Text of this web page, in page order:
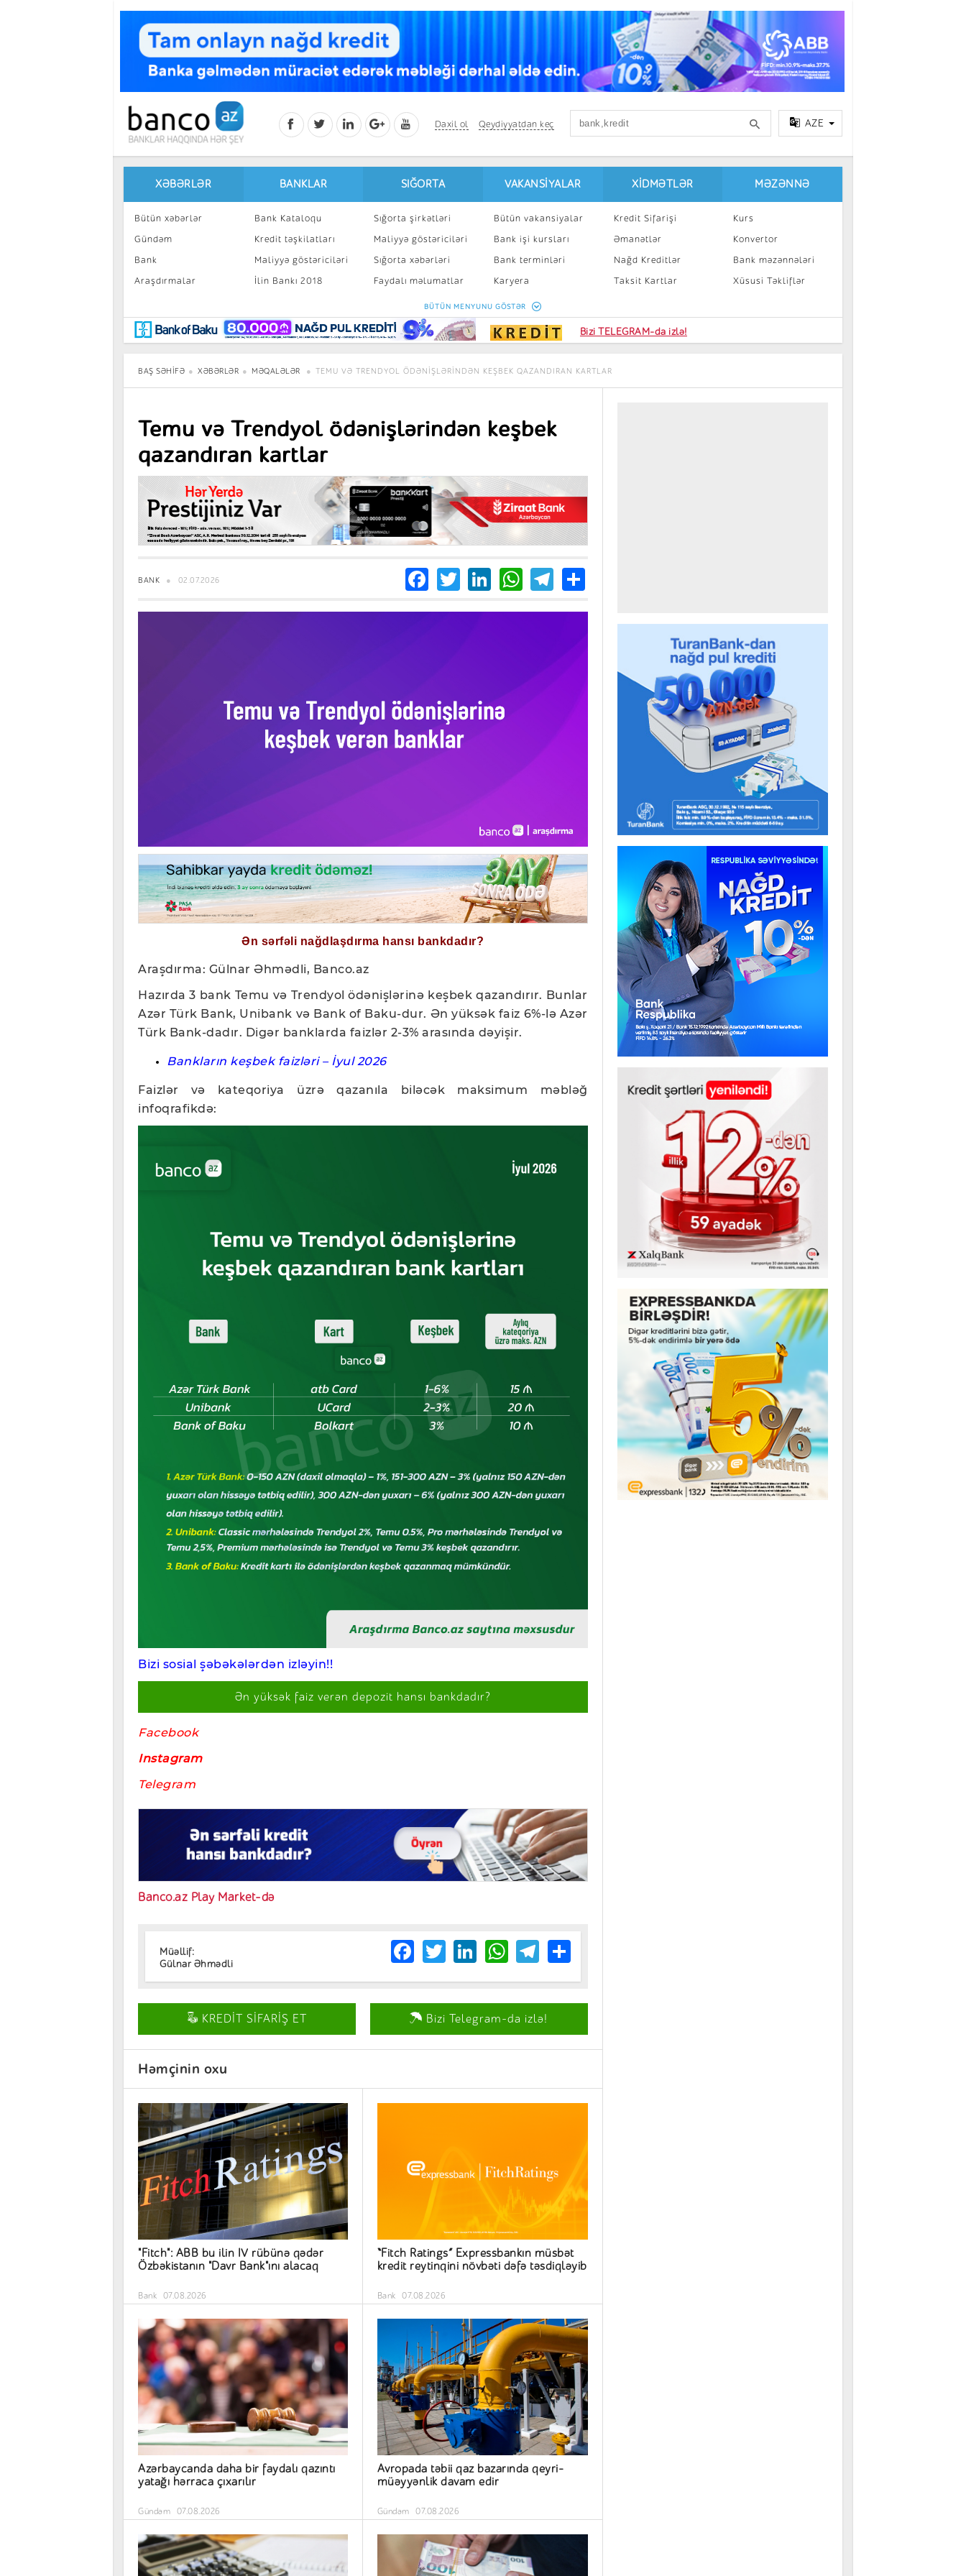
Daxil ol Qeydiyyatdan keç AZE
XƏBƏRLƏR
Bütün xəbərlər
Gündəm
Bank
Araşdırmalar
Maraqlı
BancoTV
Müsahibə
BANKLAR
Bank Kataloqu
Kredit təşkilatları
Maliyyə göstəriciləri
İlin Bankı 2018
SIĞORTA
Sığorta şirkətləri
Maliyyə göstəriciləri
Sığorta xəbərləri
Faydalı məlumatlar
Sığorta kalkulyatoru
VAKANSIYALAR
Bütün vakansiyalar
Bank işi kursları
Bank terminləri
Karyera
Peşakar inkişaf
XIDMƏTLƏR
Kredit Sifarişi
Əmanətlər
Nağd Kreditlər
Taksit Kartlar
Kart sifarişi
MƏZƏNNƏ
Kurs
Konvertor
Bank məzənnələri
Xüsusi Təkliflər
BÜTÜN MENYUNU GÖSTƏR
Bizi TELEGRAM-da izlə!
BAŞ SƏHIFƏ XƏBƏRLƏR MƏQALƏLƏR TEMU VƏ TRENDYOL ÖDƏNIŞLƏRINDƏN KEŞBEK QAZANDIRAN KARTLAR
Temu və Trendyol ödənişlərindən keşbek
qazandıran kartlar
BANK 02.07.2026 Facebook
TwitterLinkedIn
WhatsApp
Telegram
Share
Ən sərfəli nağdlaşdırma hansı bankdadır?
Araşdırma: Gülnar Əhmədli, Banco.az
Hazırda 3 bank Temu və Trendyol ödənişlərinə keşbek qazandırır. Bunlar
Azər Türk Bank, Unibank və Bank of Baku-dur. Ən yüksək faiz 6%-lə Azər
Türk Bank-dadır. Digər banklarda faizlər 2-3% arasında dəyişir.
Bankların keşbek faizləri – İyul 2026
Faizlər və kateqoriya üzrə qazanıla biləcək maksimum məbləğ
infoqrafikdə:
Bizi sosial şəbəkələrdən izləyin!!
Ən yüksək faiz verən depozit hansı bankdadır?
Facebook
Instagram
Telegram
Banco.az Play Market-də
Müəllif:
Gülnar Əhmədli
Facebook
TwitterLinkedIn
WhatsApp
Telegram
Share
KREDİT SİFARİŞ ET Bizi Telegram-da izlə!
Həmçinin oxu
"Fitch": ABB bu ilin IV rübünə qədər
Özbəkistanın "Davr Bank"ını alacaq
Bank 07.08.2026
“Fitch Ratings” Expressbankın müsbət
kredit reytinqini növbəti dəfə təsdiqləyib
Bank 07.08.2026
Azərbaycanda daha bir faydalı qazıntı
yatağı hərraca çıxarılır
Gündəm 07.08.2026
Avropada təbii qaz bazarında qeyri-
müəyyənlik davam edir
Gündəm 07.08.2026